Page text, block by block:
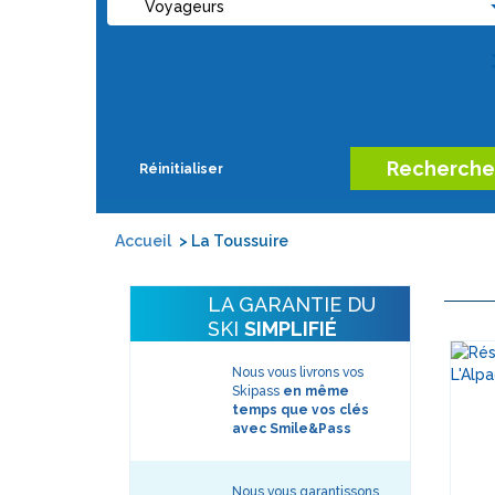
Distance centre-ville
200
max
Réinitialiser
Accueil > La Toussuire
LA GARANTIE DU
SKI SIMPLIFIÉ
Nous vous livrons vos
Skipass en même
temps que vos clés
avec Smile&Pass
Nous vous garantissons